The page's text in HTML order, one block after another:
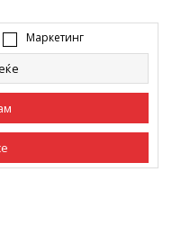
на содржината од
или целосно a се
содржини, ниту
да се објавуваат или да
согласност од БДС.МК
во описот на производот,
да гарантираме дака
грешка. Сите прикажани
но не се подразбира
момент. Достапноста на
Маркетинг